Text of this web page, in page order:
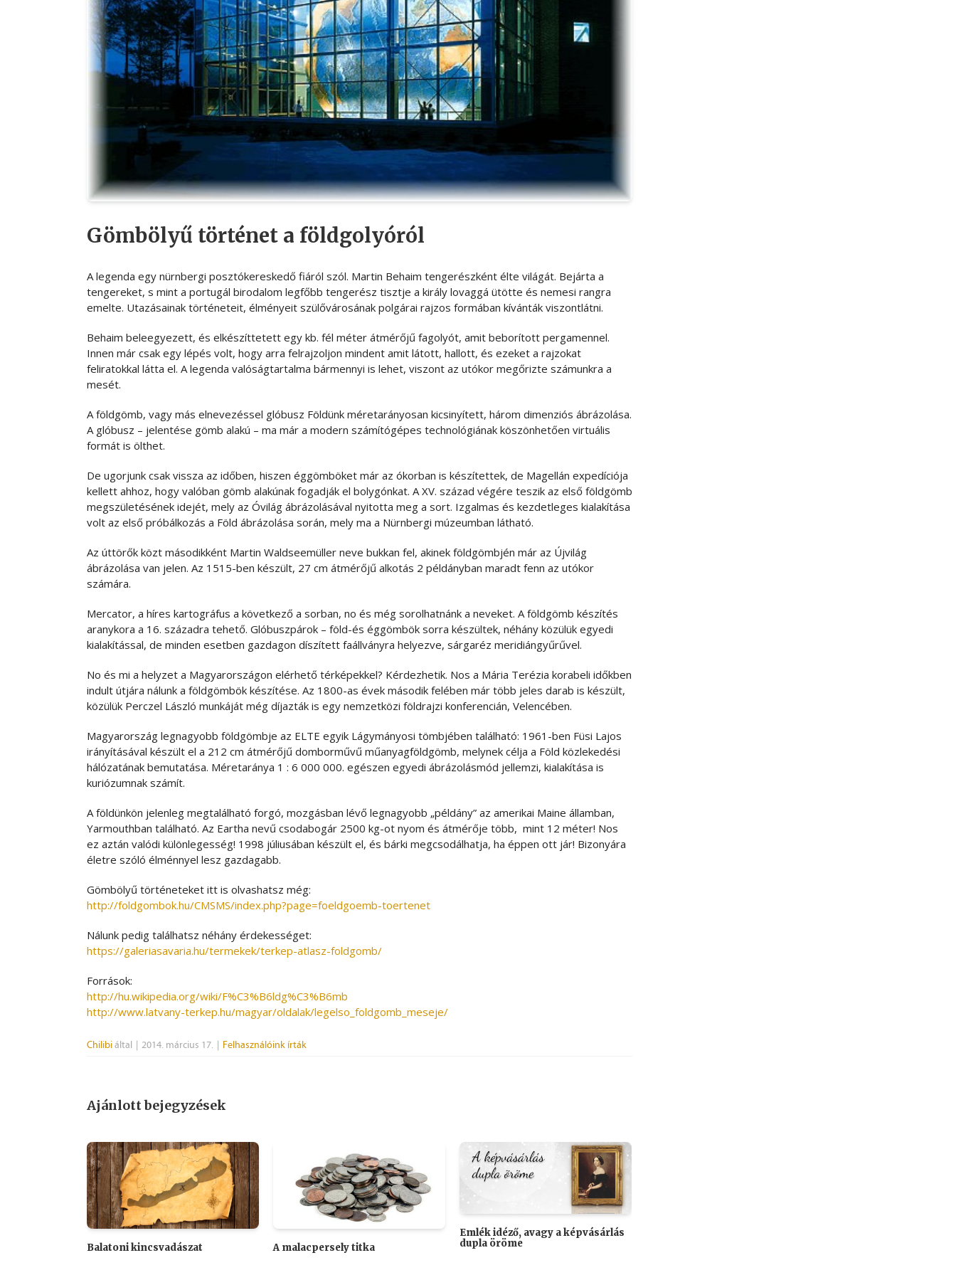
Gömbölyű történet a földgolyóról
A legenda egy nürnbergi posztókereskedő fiáról szól. Martin Behaim tengerészként élte világát. Bejárta a
tengereket, s mint a portugál birodalom legfőbb tengerész tisztje a király lovaggá ütötte és nemesi rangra
emelte. Utazásainak történeteit, élményeit szülővárosának polgárai rajzos formában kívánták viszontlátni.
Behaim beleegyezett, és elkészíttetett egy kb. fél méter átmérőjű fagolyót, amit beborított pergamennel.
Innen már csak egy lépés volt, hogy arra felrajzoljon mindent amit látott, hallott, és ezeket a rajzokat
feliratokkal látta el. A legenda valóságtartalma bármennyi is lehet, viszont az utókor megőrizte számunkra a
mesét.
A földgömb, vagy más elnevezéssel glóbusz Földünk méretarányosan kicsinyített, három dimenziós ábrázolása.
A glóbusz – jelentése gömb alakú – ma már a modern számítógépes technológiának köszönhetően virtuális
formát is ölthet.
De ugorjunk csak vissza az időben, hiszen éggömböket már az ókorban is készítettek, de Magellán expedíciója
kellett ahhoz, hogy valóban gömb alakúnak fogadják el bolygónkat. A XV. század végére teszik az első földgömb
megszületésének idejét, mely az Óvilág ábrázolásával nyitotta meg a sort. Izgalmas és kezdetleges kialakítása
volt az első próbálkozás a Föld ábrázolása során, mely ma a Nürnbergi múzeumban látható.
Az úttörők közt másodikként Martin Waldseemüller neve bukkan fel, akinek földgömbjén már az Újvilág
ábrázolása van jelen. Az 1515-ben készült, 27 cm átmérőjű alkotás 2 példányban maradt fenn az utókor
számára.
Mercator, a híres kartográfus a következő a sorban, no és még sorolhatnánk a neveket. A földgömb készítés
aranykora a 16. századra tehető. Glóbuszpárok – föld-és éggömbök sorra készültek, néhány közülük egyedi
kialakítással, de minden esetben gazdagon díszített faállványra helyezve, sárgaréz meridiángyűrűvel.
No és mi a helyzet a Magyarországon elérhető térképekkel? Kérdezhetik. Nos a Mária Terézia korabeli időkben
indult útjára nálunk a földgömbök készítése. Az 1800-as évek második felében már több jeles darab is készült,
közülük Perczel László munkáját még díjazták is egy nemzetközi földrajzi konferencián, Velencében.
Magyarország legnagyobb földgömbje az ELTE egyik Lágymányosi tömbjében található: 1961-ben Füsi Lajos
irányításával készült el a 212 cm átmérőjű domborművű műanyagföldgömb, melynek célja a Föld közlekedési
hálózatának bemutatása. Méretaránya 1 : 6 000 000. egészen egyedi ábrázolásmód jellemzi, kialakítása is
kuriózumnak számít.
A földünkön jelenleg megtalálható forgó, mozgásban lévő legnagyobb „példány” az amerikai Maine államban,
Yarmouthban található. Az Eartha nevű csodabogár 2500 kg-ot nyom és átmérője több, mint 12 méter! Nos
ez aztán valódi különlegesség! 1998 júliusában készült el, és bárki megcsodálhatja, ha éppen ott jár! Bizonyára
életre szóló élménnyel lesz gazdagabb.
Gömbölyű történeteket itt is olvashatsz még:
http://foldgombok.hu/CMSMS/index.php?page=foeldgoemb-toertenet
Nálunk pedig találhatsz néhány érdekességet:
https://galeriasavaria.hu/termekek/terkep-atlasz-foldgomb/
Források:
http://hu.wikipedia.org/wiki/F%C3%B6ldg%C3%B6mb
http://www.latvany-terkep.hu/magyar/oldalak/legelso_foldgomb_meseje/
Chilibiáltal | 2014. március 17. | Felhasználóink írták
Ajánlott bejegyzések
Balatoni kincsvadászat A malacpersely titka
Emlék idéző, avagy a képvásárlás
dupla öröme